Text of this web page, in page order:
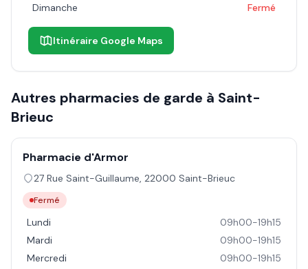
Dimanche
Fermé
Itinéraire Google Maps
Autres pharmacies de garde à Saint-
Brieuc
Pharmacie d'Armor
27 Rue Saint-Guillaume, 22000 Saint-Brieuc
Fermé
Lundi
09h00-19h15
Mardi
09h00-19h15
Mercredi
09h00-19h15